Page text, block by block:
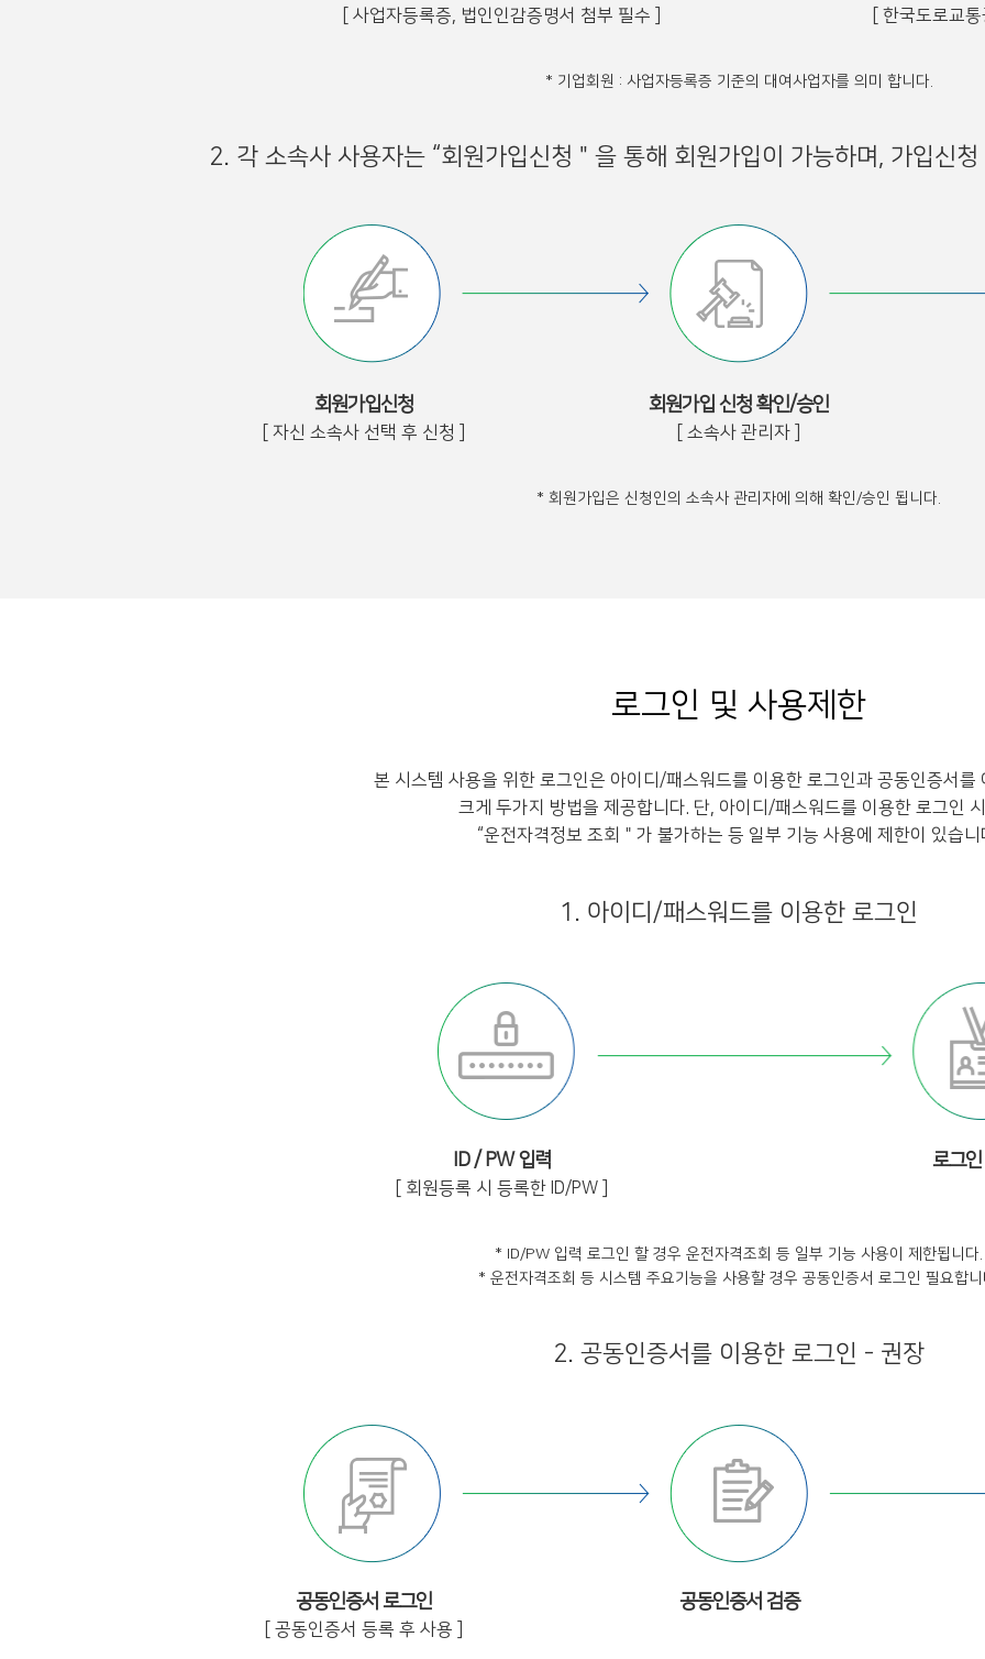
[ 사업자등록증, 법인인감증명서 첨부 필수 ] [ 한국도로교
* 기업회원 : 사업자등록증 기준의 대여사업자를 의미 합니다.
2. 각 소속사 사용자는 “회원가입신청＂을 통해 회원가입이 가능하며, 가입신
회원가입신청
[ 자신 소속사 선택 후 신청 ]
회원가입 신청 확인/승인
[ 소속사 관리자 ]
* 회원가입은 신청인의 소속사 관리자에 의해 확인/승인 됩니다.
로그인 및 사용제한
본 시스템 사용을 위한 로그인은 아이디/패스워드를 이용한 로그인과 공동인증서를
크게 두가지 방법을 제공합니다. 단, 아이디/패스워드를 이용한 로그인
“운전자격정보 조회＂가 불가하는 등 일부 기능 사용에 제한이 있습니
1. 아이디/패스워드를 이용한 로그인
ID / PW 입력
[ 회원등록 시 등록한 ID/PW ]
로그
* ID/PW 입력 로그인 할 경우 운전자격조회 등 일부 기능 사용이 제한됩니다.
* 운전자격조회 등 시스템 주요기능을 사용할 경우 공동인증서 로그인 필요합니
2. 공동인증서를 이용한 로그인 - 권장
공동인증서 로그인
[ 공동인증서 등록 후 사용 ]
공동인증서 검증